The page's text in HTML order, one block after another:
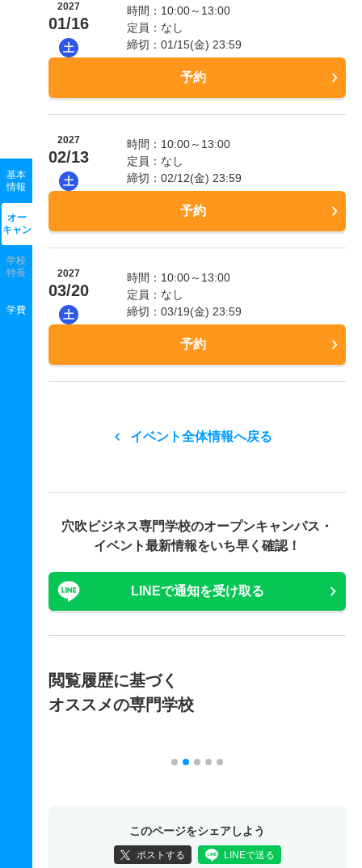
基本
情報
オー
キャン
学校
特長
学費
2027
01/16
土
時間：10:00～13:00
定員：なし
締切：01/15(金) 23:59
予約
2027
02/13
土
時間：10:00～13:00
定員：なし
締切：02/12(金) 23:59
予約
2027
03/20
土
時間：10:00～13:00
定員：なし
締切：03/19(金) 23:59
予約
イベント全体情報へ戻る
穴吹ビジネス専門学校のオープンキャンパス・
イベント最新情報をいち早く確認！
LINEで通知を受け取る
閲覧履歴に基づく
オススメの専門学校
このページをシェアしよう
ポストする LINEで送る